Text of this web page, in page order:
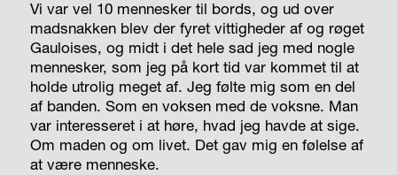
Vi var vel 10 mennesker til bords, og ud over
madsnakken blev der fyret vittigheder af og røget
Gauloises, og midt i det hele sad jeg med nogle
mennesker, som jeg på kort tid var kommet til at
holde utrolig meget af. Jeg følte mig som en del
af banden. Som en voksen med de voksne. Man
var interesseret i at høre, hvad jeg havde at sige.
Om maden og om livet. Det gav mig en følelse af
at være menneske.